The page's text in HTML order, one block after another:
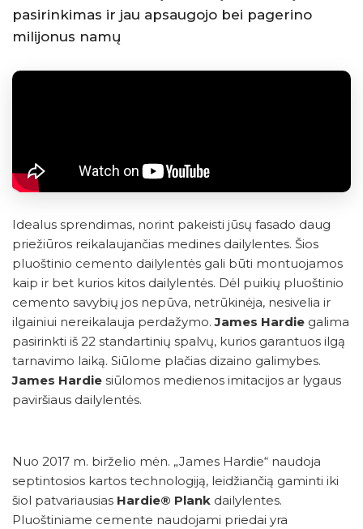
pasirinkimas ir jau apsaugojo bei pagerino
milijonus namų
Idealus sprendimas, norint pakeisti jūsų fasado daug
priežiūros reikalaujančias medines dailylentes. Šios
pluoštinio cemento dailylentės gali būti montuojamos
kaip ir bet kurios kitos dailylentės. Dėl puikių pluoštinio
cemento savybių jos nepūva, netrūkinėja, nesivelia ir
ilgainiui nereikalauja perdažymo.James Hardie galima
pasirinkti iš 22 standartinių spalvų, kurios garantuos ilgą
tarnavimo laiką. Siūlome plačias dizaino galimybes.
James Hardie siūlomos medienos imitacijos ar lygaus
paviršiaus dailylentės.
Nuo 2017 m. birželio mėn. „James Hardie“ naudoja
septintosios kartos technologiją, leidžiančią gaminti iki
šiol patvariausias Hardie® Plank dailylentes.
Pluoštiniame cemente naudojami priedai yra